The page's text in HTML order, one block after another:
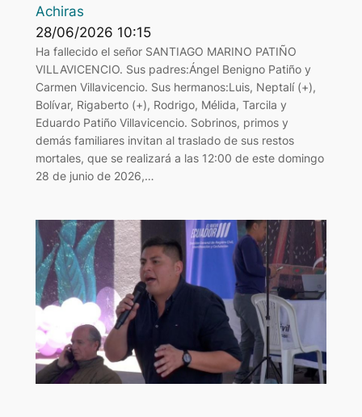
Achiras
28/06/2026 10:15
Ha fallecido el señor SANTIAGO MARINO PATIÑO
VILLAVICENCIO. Sus padres:Ángel Benigno Patiño y
Carmen Villavicencio. Sus hermanos:Luis, Neptalí (+),
Bolívar, Rigaberto (+), Rodrigo, Mélida, Tarcila y
Eduardo Patiño Villavicencio. Sobrinos, primos y
demás familiares invitan al traslado de sus restos
mortales, que se realizará a las 12:00 de este domingo
28 de junio de 2026,…